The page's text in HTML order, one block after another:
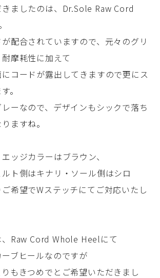
ましたのは、Dr.Sole Raw Cord
配合されていますので、元々のグリ
摩耗性に加えて
コードが露出してきますので更にス
。
ーなので、デザインもシックで落ち
ますね。
ッジカラーはブラウン、
ト側はキナリ・ソール側はシロ
希望でWステッチにてご対応いたし
、Raw Cord Whole Heelにて
ブヒールなのですが
もきつめでとご希望いただきまし